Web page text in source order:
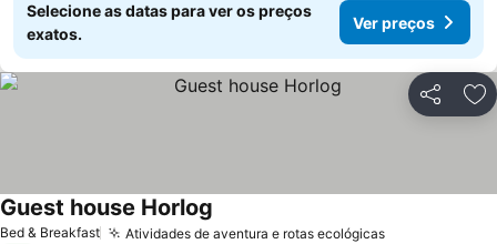
Selecione as datas para ver os preços
exatos.
Ver preços
Partilhar
Bed & Breakfast Atividades de aventura e rotas ecológicas
Guest house Horlog